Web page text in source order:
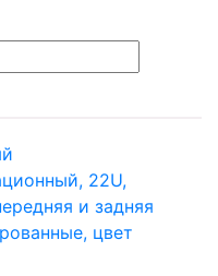
22U,
и задняя
цвет